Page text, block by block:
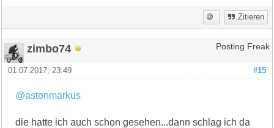
Zitieren
zimbo74 Posting Freak
#15
01.07.2017, 23:49
@astonmarkus
die hatte ich auch schon gesehen...dann schlag ich da